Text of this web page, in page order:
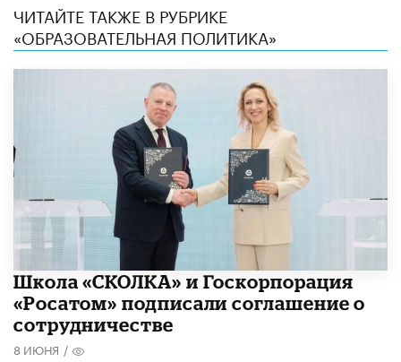
ЧИТАЙТЕ ТАКЖЕ В РУБРИКЕ
«ОБРАЗОВАТЕЛЬНАЯ ПОЛИТИКА»
Школа «СКОЛКА» и Госкорпорация
«Росатом» подписали соглашение о
сотрудничестве
8 ИЮНЯ /